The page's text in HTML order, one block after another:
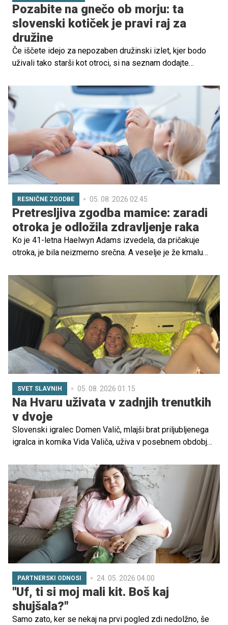
Pozabite na gnečo ob morju: ta
slovenski kotiček je pravi raj za
družine
Če iščete idejo za nepozaben družinski izlet, kjer bodo
uživali tako starši kot otroci, si na seznam dodajte
RESNIČNE ZGODBE 05. 08. 2026 02.45
Pretresljiva zgodba mamice: zaradi
otroka je odložila zdravljenje raka
Ko je 41-letna Haelwyn Adams izvedela, da pričakuje
otroka, je bila neizmerno srečna. A veselje je že kmalu
SVET SLAVNIH 05. 08. 2026 01.15
Na Hvaru uživata v zadnjih trenutkih
v dvoje
Slovenski igralec Domen Valič, mlajši brat priljubljenega
igralca in komika Vida Valiča, uživa v posebnem obdobju
privoščil oddih na Hvaru, kjer sta ujela nekaj čudovitih
poletnih trenutkov.
PARTNERSKI ODNOSI 24. 05. 2026 04.00
"Uf, ti si moj mali kit. Boš kaj
shujšala?"
Samo zato, ker se nekaj na prvi pogled zdi nedolžno, še